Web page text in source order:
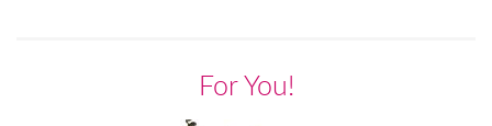
For You!